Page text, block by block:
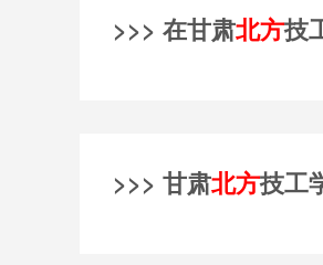
>>> 在甘肃北方技
>>> 甘肃北方技工